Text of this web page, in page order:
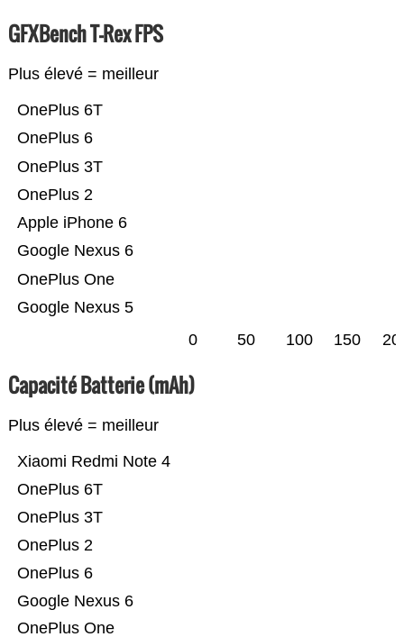
GFXBench T-Rex FPS
Plus élevé = meilleur
Google Nexus 5
OnePlus One
Google Nexus 6
Apple iPhone 6
OnePlus 2
OnePlus 3T
OnePlus 6
OnePlus 6T
0 50 100 150
Capacité Batterie (mAh)
Plus élevé = meilleur
OnePlus One
Google Nexus 6
OnePlus 6
OnePlus 2
OnePlus 3T
OnePlus 6T
Xiaomi Redmi Note 4